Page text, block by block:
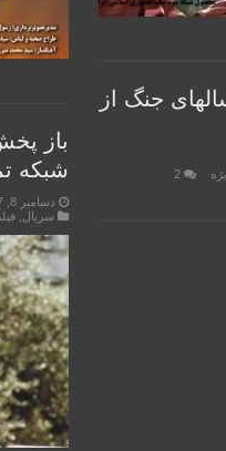
جنگ از
2
باز
شبکه
دسامبر 8, 2017
سریال